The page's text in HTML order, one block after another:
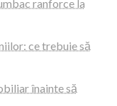
ranforce la
ce trebuie să
înainte să